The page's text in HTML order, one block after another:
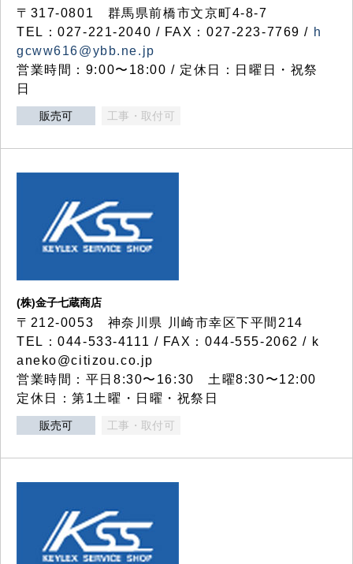
〒317‐0801 群馬県前橋市文京町4-8-7
TEL：027-221-2040 / FAX：027-223-7769 / h
gcww616@ybb.ne.jp
営業時間：9:00〜18:00 / 定休日：日曜日・祝祭
日
販売可 工事・取付可
(株)金子七蔵商店
〒212-0053 神奈川県 川崎市幸区下平間214
TEL：044-533-4111 / FAX：044-555-2062 / k
aneko@citizou.co.jp
営業時間：平日8:30〜16:30 土曜8:30〜12:00
定休日：第1土曜・日曜・祝祭日
販売可 工事・取付可